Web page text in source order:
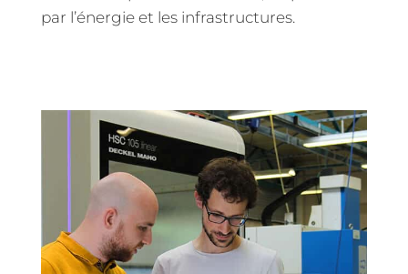
par l’énergie et les infrastructures.